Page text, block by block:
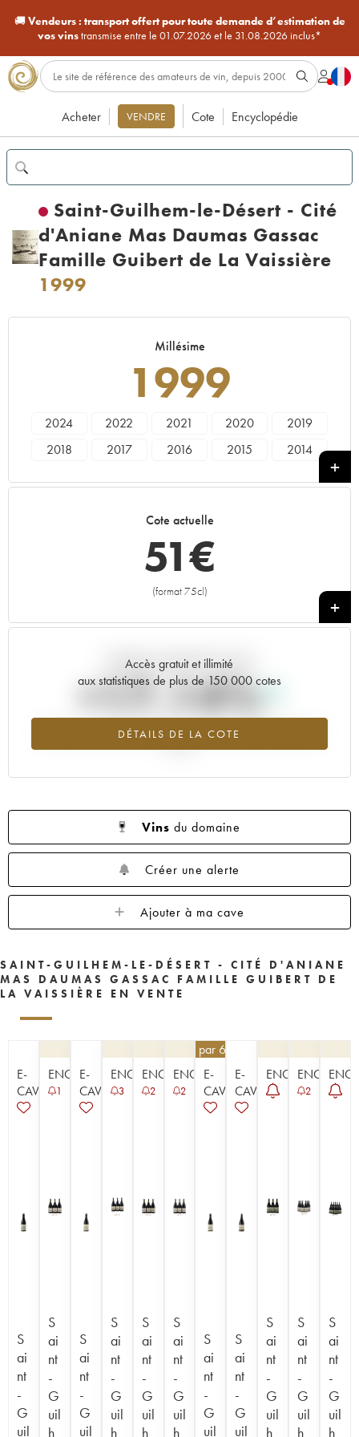
🚚Vendeurs : transport offert pour toute demande d’estimation de
vos vinstransmise entre le 01.07.2026 et le 31.08.2026 inclus*
Acheter VENDRE Cote Encyclopédie
Saint-Guilhem-le-Désert - Cité
d'Aniane Mas Daumas Gassac
Famille Guibert de La Vaissière
1999
Millésime
1999
2024 2022 2021 2020
2019
2018
2017 2016 2015
2014
2001
1996
Cote actuelle
51€
(format 75cl)
+
Accès gratuit et illimité
aux statistiques de plus de 150 000 cotes
DÉTAILS DE LA COTE
Tendance actuelle de la cote
+17.14%
Tendance à la hausse du millésime 1999 en 2026 par rapport à
Vins du domaine
Créer une alerte
Ajouter à ma cave
SAINT-GUILHEM-LE-DÉSERT - CITÉ D'ANIANE
MAS DAUMAS GASSAC FAMILLE GUIBERT DE
LA VAISSIÈRE EN VENTE
E-
CAVISTE
S
ai
nt
-
G
uil
ENCHÈRE
1
S
ai
nt
-
G
uil
h
E-
CAVISTE
S
ai
nt
-
G
uil
ENCHÈRE
3
S
ai
nt
-
G
uil
h
ENCHÈRE
2
S
ai
nt
-
G
uil
h
ENCHÈRE
2
S
ai
nt
-
G
uil
h
par 6 | -10%
E-
CAVISTE
S
ai
nt
-
G
uil
E-
CAVISTE
S
ai
nt
-
G
uil
ENCHÈRE
S
ai
nt
-
G
uil
h
ENCHÈRE
2
S
ai
nt
-
G
uil
h
S
ai
nt
-
G
uil
h